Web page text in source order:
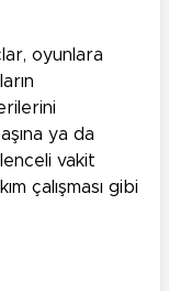
oyunlara
ya da
vakit
çalışması gibi